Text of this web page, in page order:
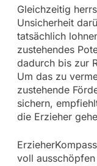
Gleichzeitig
Unsicherheit
tatsächlich
zustehendes
dadurch bis zur
Um das zu
zustehende
sichern,
die Erzieher
voll ausschöpfen